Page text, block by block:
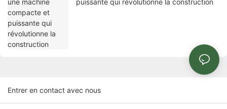
puissante qui révolutionne la construction
Entrer en contact avec nous